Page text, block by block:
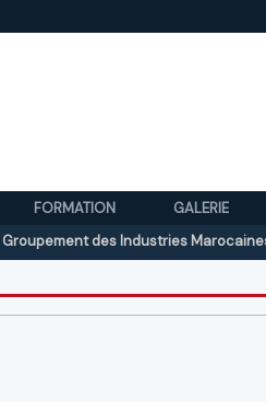
FORMATION GALERIE
des Industries Marocaines